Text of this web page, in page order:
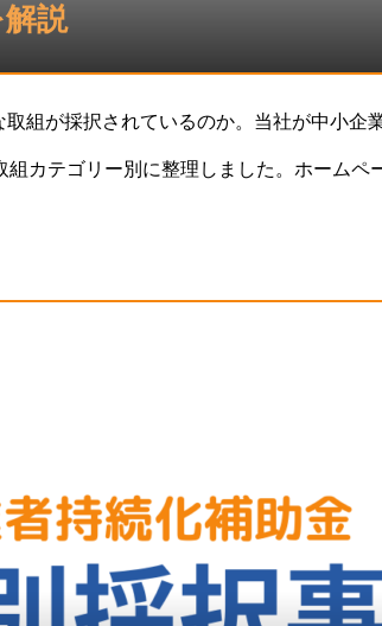
説
組が採択されているのか。当社が中小企
カテゴリー別に整理しました。ホームペ